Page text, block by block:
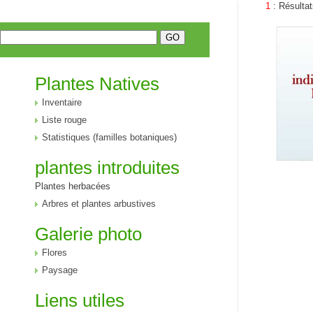
1 :
Plantes Natives
Inventaire
Liste rouge
Statistiques (familles botaniques)
plantes introduites
Plantes herbacées
Arbres et plantes arbustives
Galerie photo
Flores
Paysage
Liens utiles